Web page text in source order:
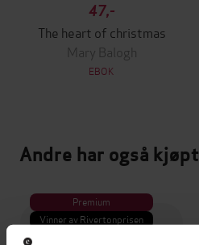
47,-
The heart of christmas
Mary Balogh
EBOK
Andre har også kjøpt
Premium
Vinner av Rivertonprisen